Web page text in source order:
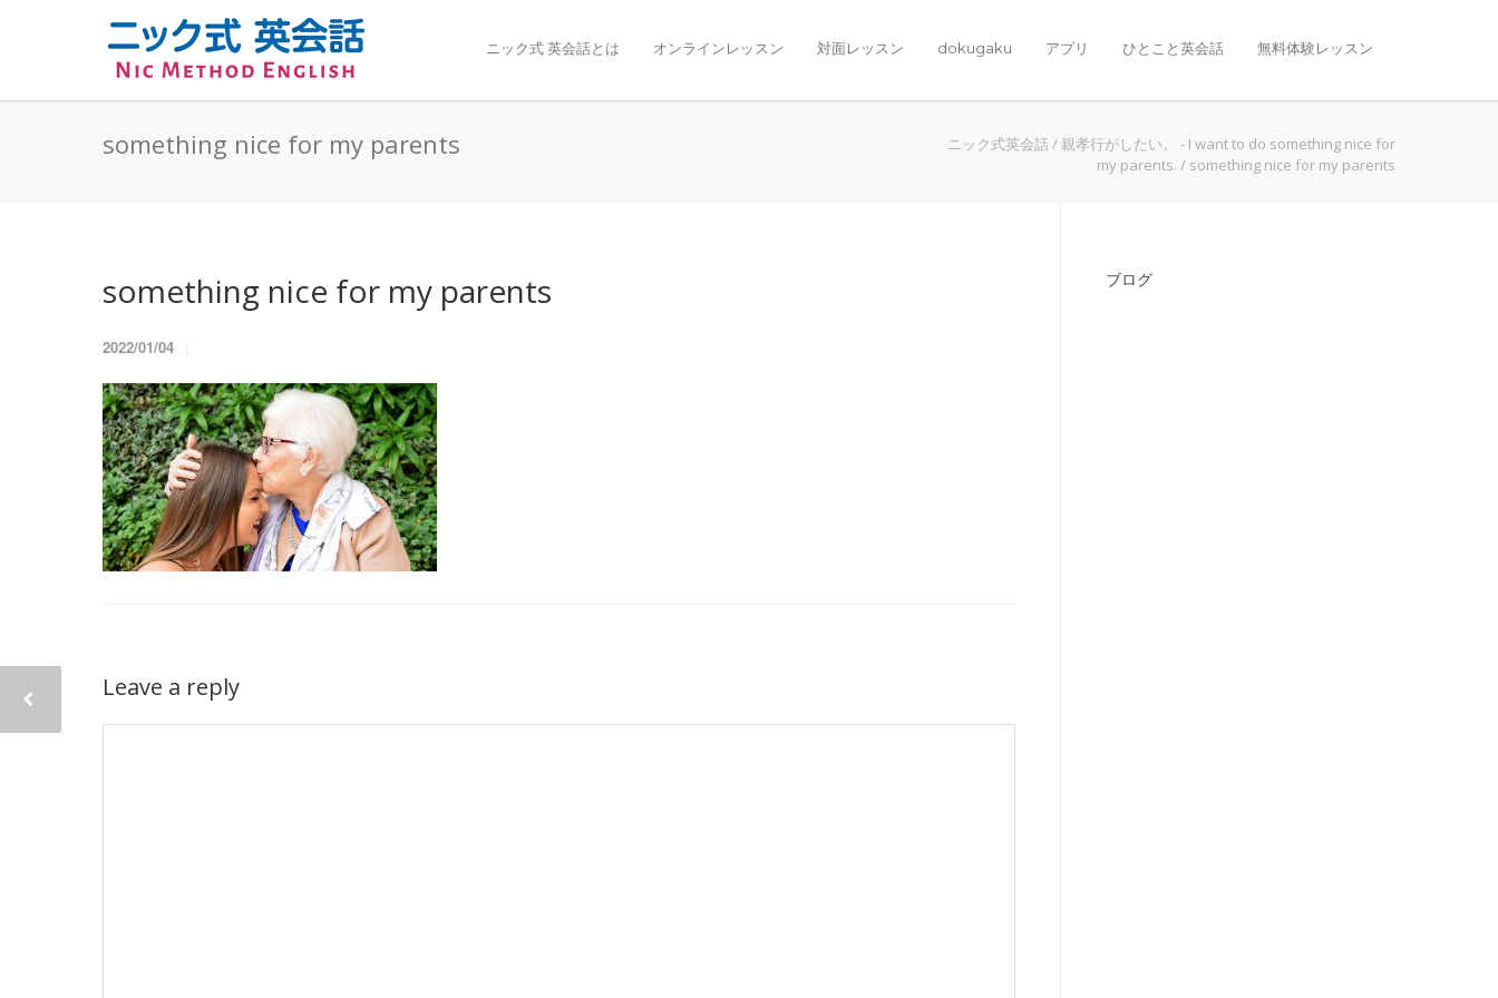
ニック式 英会話とは オンラインレッスン 対面レッスン dokugaku アプリ ひとこと英会話 無料体験レッスン
something nice for my parents ニック式英会話 /親孝行がしたい。 - I want to do something nice for
my parents. / something nice for my parents
something nice for my parents
2022/01/04
Leave a reply
ブログ